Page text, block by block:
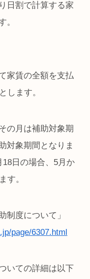
日割で計算する家
。
家賃の全額を支払
します。
の月は補助対象期
対象期間となりま
日の場合、5月か
す。
制度について」
page/6307.html
いての詳細は以下